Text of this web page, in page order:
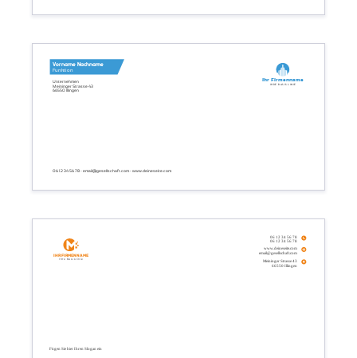
06 12 34 56 78 - email@gesellschaft.com - www.deineseite.com
Unternehmen
Meininger Strasse 43
66550 Illingen
Vorname Nachname
Funktion
Ihr Firmenname
Ihre Basislinie
Fügen Sie hier Ihren Slogan ein
Meininger Strasse 43
66550 Illingen
www.deineseite.com
email@gesellschaft.com
06 12 34 56 78
06 12 34 56 78
Ihr Firmenname
Ihre Basislinie